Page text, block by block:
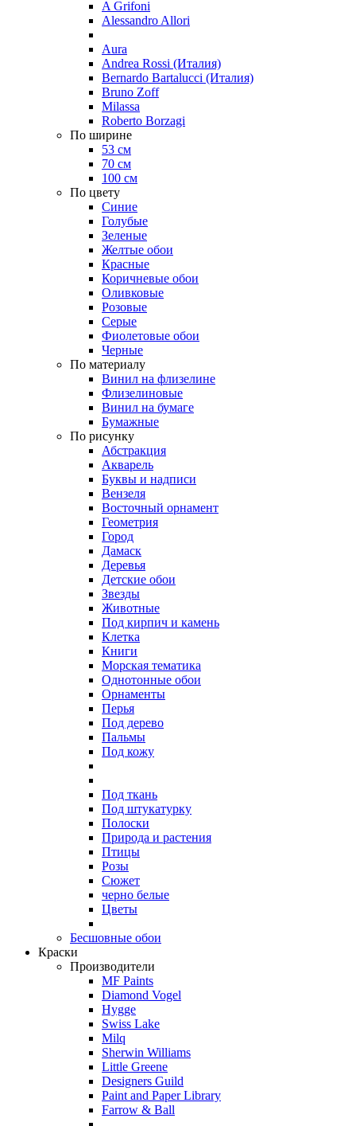
A Grifoni
Alessandro Allori
Aura
Andrea Rossi (Италия)
Bernardo Bartalucci (Италия)
Bruno Zoff
Milassa
Roberto Borzagi
По ширине
53 см
70 см
100 см
По цвету
Синие
Голубые
Зеленые
Желтые обои
Красные
Коричневые обои
Оливковые
Розовые
Серые
Фиолетовые обои
Черные
По материалу
Винил на флизелине
Флизелиновые
Винил на бумаге
Бумажные
По рисунку
Абстракция
Акварель
Буквы и надписи
Вензеля
Восточный орнамент
Геометрия
Город
Дамаск
Деревья
Детские обои
Звезды
Животные
Под кирпич и камень
Клетка
Книги
Морская тематика
Однотонные обои
Орнаменты
Перья
Под дерево
Пальмы
Под кожу
Под ткань
Под штукатурку
Полоски
Природа и растения
Птицы
Розы
Сюжет
черно белые
Цветы
Бесшовные обои
Краски
Производители
MF Paints
Diamond Vogel
Hygge
Swiss Lake
Milq
Sherwin Williams
Little Greene
Designers Guild
Paint and Paper Library
Farrow & Ball